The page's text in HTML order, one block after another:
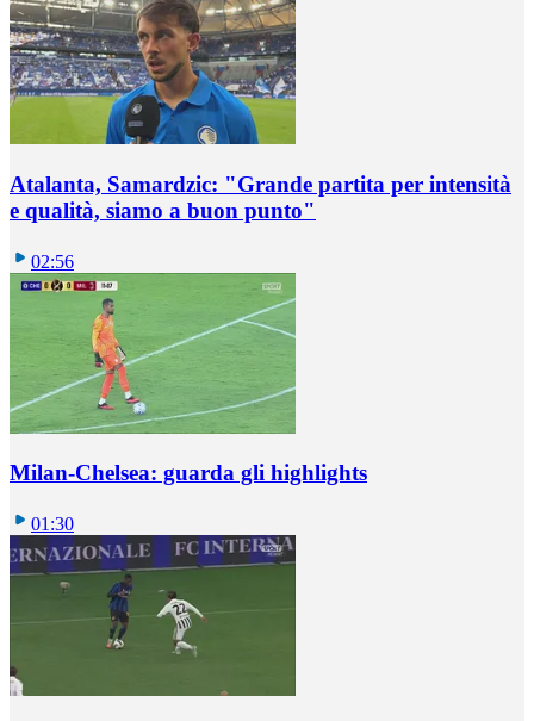
Atalanta, Samardzic: "Grande partita per intensità
e qualità, siamo a buon punto"
02:56
Milan-Chelsea: guarda gli highlights
01:30